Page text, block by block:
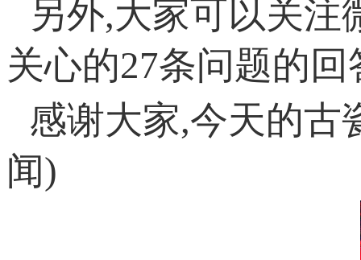
另外,大家可以关
关心的27条问题的回
感谢大家,今天的古
闻)